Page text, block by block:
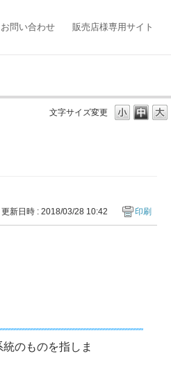
お問い合わせ 販売店様専用サイト
文字サイズ変更
更新日時 : 2018/03/28 10:42 印刷
のものを指しま